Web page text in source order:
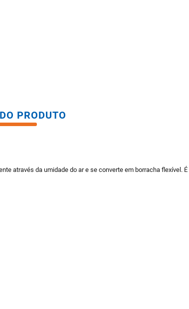
PRODUTO
através da umidade do ar e se converte em borracha flexível.